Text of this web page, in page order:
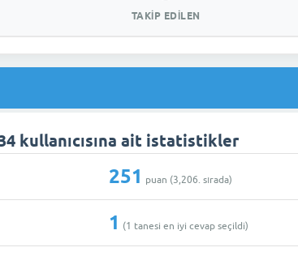
TAKIP EDILEN
kullanıcısına ait istatistikler
251 puan (3,206. sırada)
1 (1 tanesi en iyi cevap seçildi)